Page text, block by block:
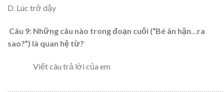
D. Lúc trở dậy
Câu 9: Những câu nào trong đoạn cuối (“Bé ân hận…ra
sao?”) là quan hệ từ?
Viết câu trả lời của em